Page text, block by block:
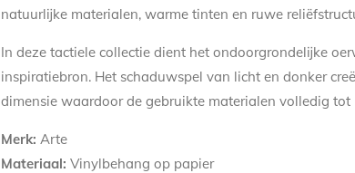
natuurlijke materialen, warme tinten en ruwe
In deze tactiele collectie dient het ondoorgrondelijke
inspiratiebron. Het schaduwspel van licht en donker
dimensie waardoor de gebruikte materialen volledig tot
Merk: Arte
Materiaal: Vinylbehang op papier